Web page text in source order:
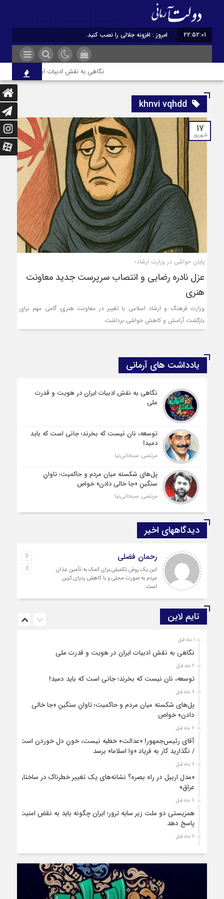
22:52:02 امروز : افزونه جلالی را نصب کنید.
نگاهی به نقش ادبیات ایران در هویت و
۱۷
شهریور
پایان حواشی در وزارت ارشاد؛
عزل نادره رضایی و انتصاب سرپرست جدید معاونت
هنری
وزارت فرهنگ و ارشاد اسلامی با تغییر در معاونت هنری، گامی مهم برای
بازگشت آرامش و کاهش حواشی برداشت.
یادداشت های آرمانی
نگاهی به نقش ادبیات ایران در هویت و قدرت
ملی
توسعه، نان نیست که بخرند؛ جانی است که باید
دمید!
مرتضی سبحانی‌نیا
پل‌های شکسته میان مردم و حاکمیت؛ تاوانِ
سنگینِ «جا خالی دادن» خواص
مرتضی سبحانی‌نیا
دیدگاههای اخیر
رحمان فضلی
این یک روش تکمیلی برای کمک به تأمین غذای
مردم به صورت محلی و با کاهش ردپای کربن
است.
تایم لاین
1 ماه قبل
نگاهی به نقش ادبیات ایران در هویت و قدرت ملی
2 ماه قبل
توسعه، نان نیست که بخرند؛ جانی است که باید دمید!
7 ماه قبل
پل‌های شکسته میان مردم و حاکمیت؛ تاوانِ سنگینِ «جا خالی
دادن» خواص
7 ماه قبل
آقای رئیس‌جمهور! «عدالت» خطبه نیست، خونِ دل خوردن است
/ نگذارید کار به فریاد «وا اسلاما» برسد
7 ماه قبل
«مدل اربیل در راه بصره؟ نشانه‌های یک تغییر خطرناک در ساختار
عراق»
7 ماه قبل
همزیستی دو ملت زیر سایه ترور؛ ایران چگونه باید به نقض امنیت
پاسخ دهد
7 ماه قبل
8 ماه قبل
قانون اساسی ایران؛ سندی داخلی با پیام‌های جهانی